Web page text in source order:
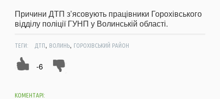
Причини ДТП з’ясовують працівники Горохівського
відділу поліції ГУНП у Волинській області.
ТЕГИ: ДТП, ВОЛИНЬ, ГОРОХІВСЬКИЙ РАЙОН
-6
КОМЕНТАРІ: